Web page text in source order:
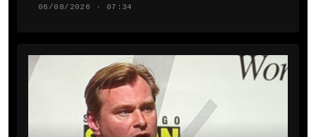
06/08/2026 · 07:34